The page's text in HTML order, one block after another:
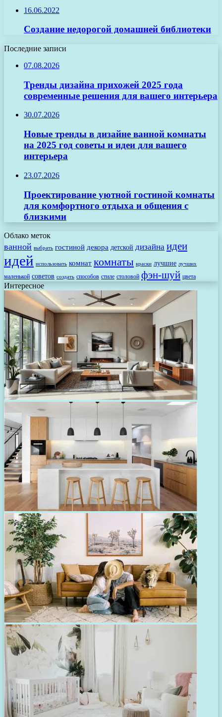
16.06.2022
Создание недорогой домашней библиотеки
Последние записи
07.08.2026
Тренды дизайна прихожей 2025 года
современные решения для вашего интерьера
30.07.2026
Новые тренды в дизайне ванной комнаты
на 2025 год советы и идеи для вашего
интерьера
23.07.2026
Проектирование уютной гостиной комнаты
для комфортного отдыха и общения с
близкими
Облако меток
ванной выбрать гостиной декора детской дизайна идеи
идей использовать комнат комнаты краски лучшие лучших
маленькой советов создать способов стиле столовой фэн-шуй цвета
Интересное